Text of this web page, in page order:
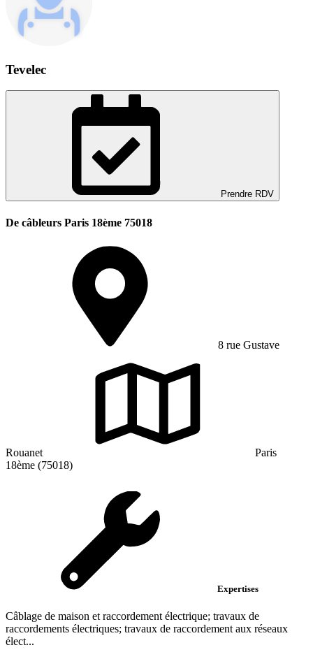
Tevelec
Prendre RDV
De câbleurs Paris 18ème 75018
8 rue Gustave
Rouanet
Paris
18ème (75018)
Expertises
Câblage de maison et raccordement électrique; travaux de
raccordements électriques; travaux de raccordement aux réseaux
élect...